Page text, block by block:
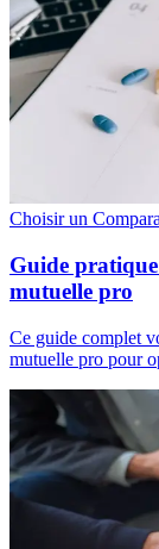
Choisir un
Guide
mutuelle pro
Ce guide complet
mutuelle pro pour